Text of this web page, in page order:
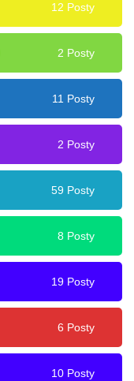
12 Posty
2 Posty
11 Posty
2 Posty
59 Posty
8 Posty
19 Posty
6 Posty
10 Posty